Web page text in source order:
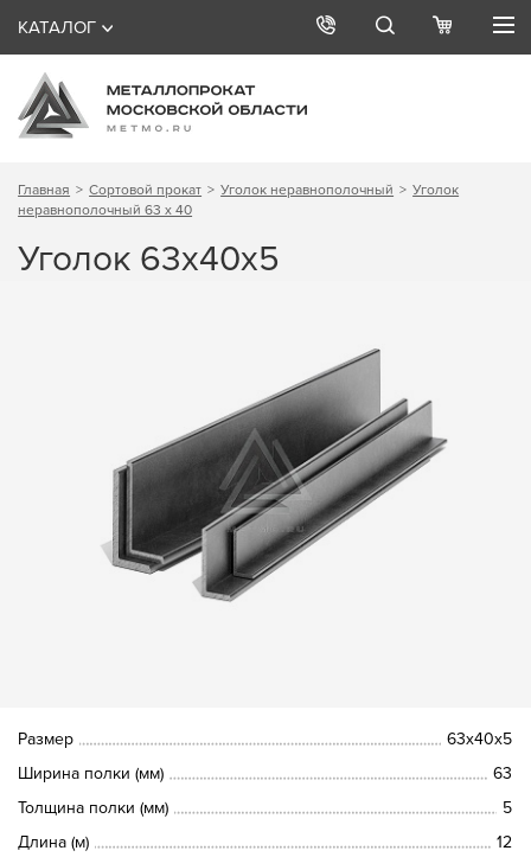
КАТАЛОГ
Главная Сортовой прокат Уголок неравнополочный
Уголок
неравнополочный 63 х 40
Уголок 63х40х5
Размер
63х40х5
Ширина полки (мм)
63
Толщина полки (мм)
5
Длина (м)
12